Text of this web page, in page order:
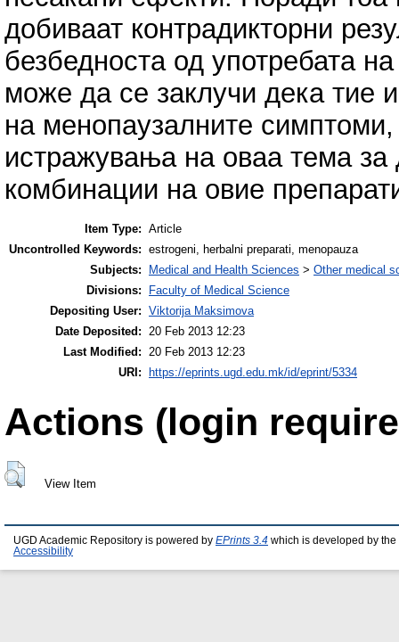
добиваат контрадикторни
безбедноста од употребата
може да се заклучи дека тие
на менопаузалните
истражувања на оваа тема за
комбинации на овие
Item Type: Article
Uncontrolled Keywords: estrogeni, herbalni preparati, menopauza
Subjects:
Medical and Health Sciences > Other medical
Divisions:
Faculty of Medical Science
Depositing User: Viktorija Maksimova
Date Deposited: 20 Feb 2013 12:23
Last Modified: 20 Feb 2013 12:23
URI:
https://eprints.ugd.edu.mk/id/eprint/5334
Actions (login
View Item
UGD Academic Repository is powered by EPrints 3.4 which is developed by the
Accessibility